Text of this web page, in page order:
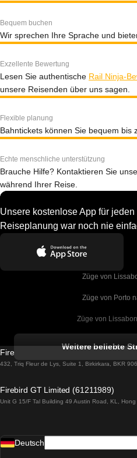
Bequem buchen
Wir sprechen Ihre Sprache und
Exzellente Bewertung
Lesen Sie authentische Rail Ninja-
unsere Reisenden über uns sagen.
Flexible planung
Bahntickets können Sie bequem bis
Echte menschliche unterstützung
Brauche Hilfe? Kontaktieren Sie
während Ihrer Reise.
Unsere kostenlose App für
Reiseplanung war noch nie
Züge von
Züge von Porto
Züge von
Züge von
Züge von
Weitere beliebte
Firebird GT Limited (OC 1451)
432, Triq Fleur de Lys, Suite 1, Birkirkara, BKR
Firebird GT Limited (61211989)
Unit G 15/F Tal Building 49 Austin Road, KL, Hong
Deutsch